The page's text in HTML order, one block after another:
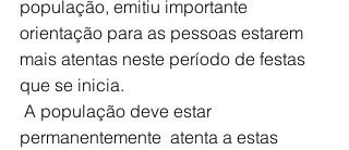
população, emitiu importante
orientação para as pessoas estarem
mais atentas neste período de festas
que se inicia.
permanentemente  atenta a estas